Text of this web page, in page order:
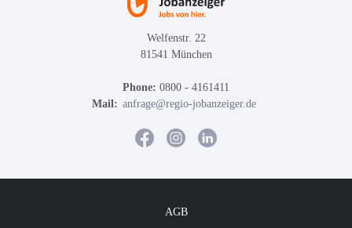
Welfenstr. 22
81541 München
Phone: 0800 - 4161411
Mail: anfrage@regio-jobanzeiger.de
AGB